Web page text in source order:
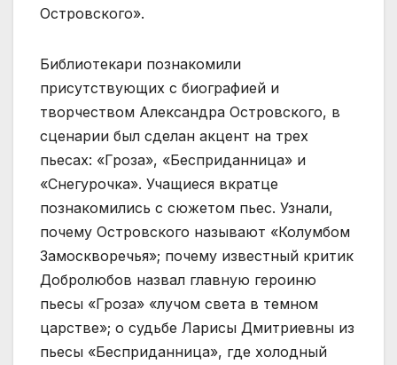
Островского».
Библиотекари познакомили
присутствующих с биографией и
творчеством Александра Островского, в
сценарии был сделан акцент на трех
пьесах: «Гроза», «Бесприданница» и
«Снегурочка». Учащиеся вкратце
познакомились с сюжетом пьес. Узнали,
почему Островского называют «Колумбом
Замоскворечья»; почему известный критик
Добролюбов назвал главную героиню
пьесы «Гроза» «лучом света в темном
царстве»; о судьбе Ларисы Дмитриевны из
пьесы «Бесприданница», где холодный